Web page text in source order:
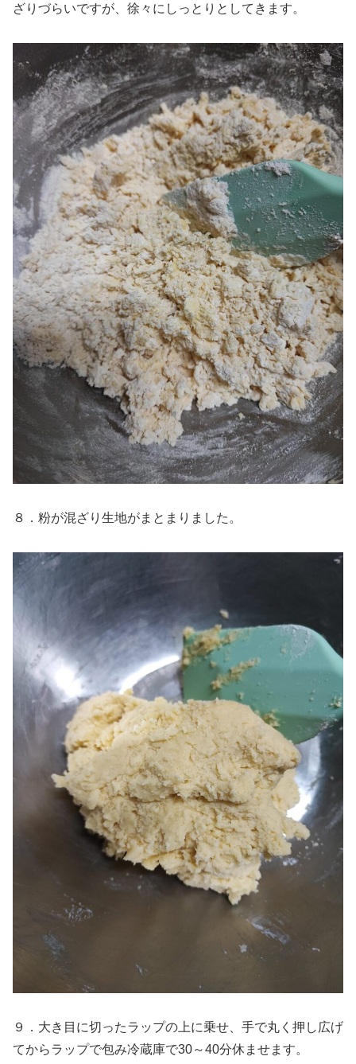
ざりづらいですが、徐々にしっとりとしてきます。
８．粉が混ざり生地がまとまりました。
９．大き目に切ったラップの上に乗せ、手で丸く押し広げ
てからラップで包み冷蔵庫で30～40分休ませます。